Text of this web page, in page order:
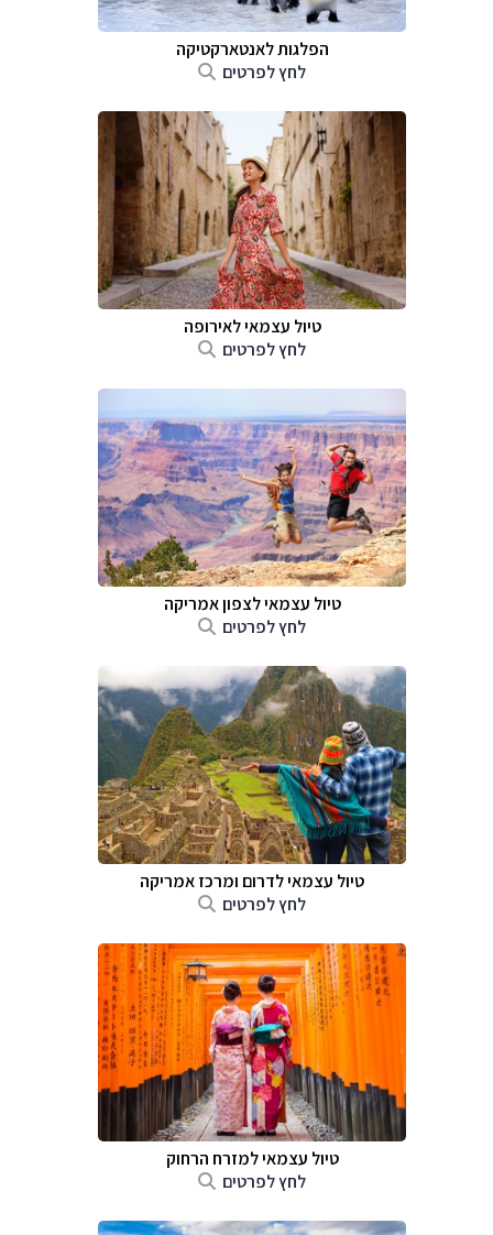
הפלגות לאנטארקטיקה
לחץ לפרטים
טיול עצמאי לאירופה
לחץ לפרטים
טיול עצמאי לצפון אמריקה
לחץ לפרטים
טיול עצמאי לדרום ומרכז אמריקה
לחץ לפרטים
טיול עצמאי למזרח הרחוק
לחץ לפרטים